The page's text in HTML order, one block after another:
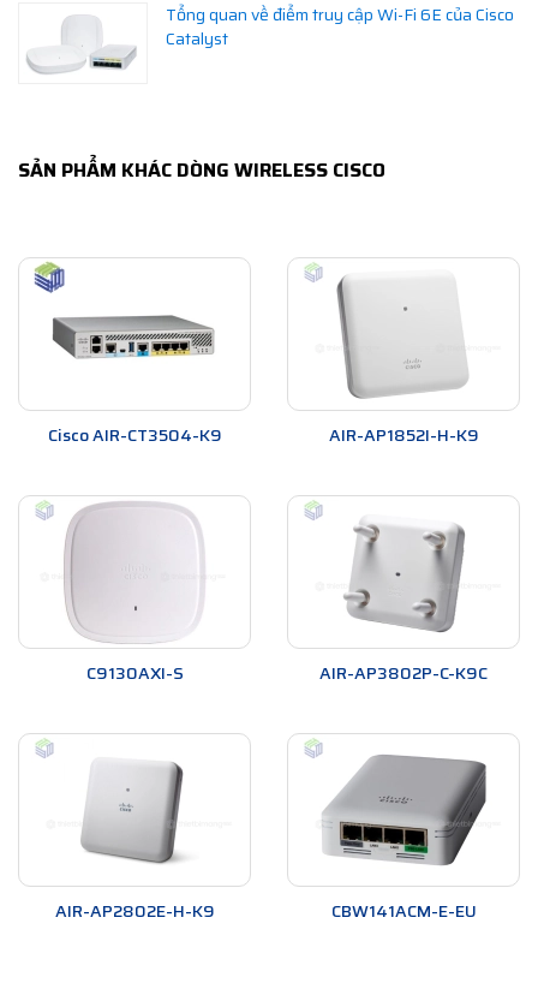
Tổng quan về điểm truy cập Wi-Fi 6E của Cisco
Catalyst
SẢN PHẨM KHÁC DÒNG WIRELESS CISCO
Cisco AIR-CT3504-K9 AIR-AP1852I-H-K9
C9130AXI-S AIR-AP3802P-C-K9C
AIR-AP2802E-H-K9 CBW141ACM-E-EU